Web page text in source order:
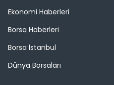
Ekonomi Haberleri
Borsa Haberleri
Borsa İstanbul
Dünya Borsaları